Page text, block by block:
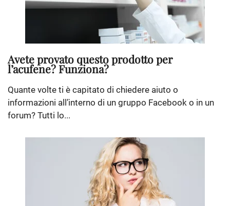
Avete provato questo prodotto per
l’acufene? Funziona?
Quante volte ti è capitato di chiedere aiuto o
informazioni all’interno di un gruppo Facebook o in un
forum? Tutti lo...